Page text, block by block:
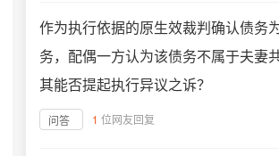
作为执行依据的原生效裁判确认债务
务，配偶一方认为该债务不属于夫妻
其能否提起执行异议之诉？
问答 1 位网友回复